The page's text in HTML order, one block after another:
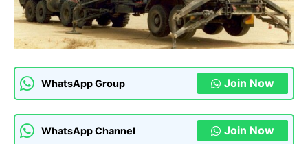
WhatsApp Group Join Now
WhatsApp Channel Join Now